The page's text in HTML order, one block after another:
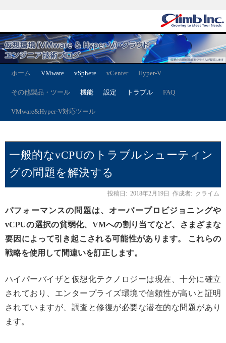
ホーム VMware vSphere vCenter Hyper-V
その他製品・ツール 機能 設定 トラブル FAQ
VMware&Hyper-V対応ツール
一般的なvCPUのトラブルシューティン
グの問題を解決する
投稿日: 2018年2月19日 作成者: クライム
パフォーマンスの問題は、オーバープロビジョニングや
vCPUの選択の貧弱化、VMへの割り当てなど、さまざまな
要因によって引き起こされる可能性があります。 これらの
戦略を使用して間違いを訂正します。
ハイパーバイザと仮想化テクノロジーは現在、十分に確立
されており、エンタープライズ環境で信頼性が高いと証明
されていますが、調査と修復が必要な潜在的な問題があり
ます。